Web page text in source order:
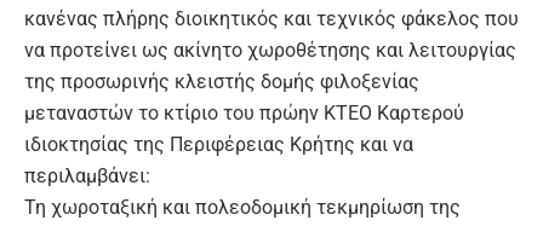
κανένας πλήρης διοικητικός και τεχνικός φάκελος που
να προτείνει ως ακίνητο χωροθέτησης και λειτουργίας
της προσωρινής κλειστής δομής φιλοξενίας
μεταναστών το κτίριο του πρώην ΚΤΕΟ Καρτερού
ιδιοκτησίας της Περιφέρειας Κρήτης και να
περιλαμβάνει:
Τη χωροταξική και πολεοδομική τεκμηρίωση της